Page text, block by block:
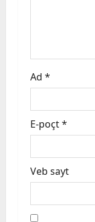
Ad *
E-poçt*
Veb sayt